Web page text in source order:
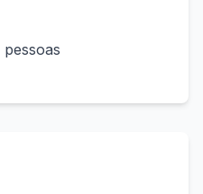
pessoas